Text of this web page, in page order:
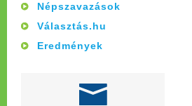
Népszavazások
Választás.hu
Eredmények